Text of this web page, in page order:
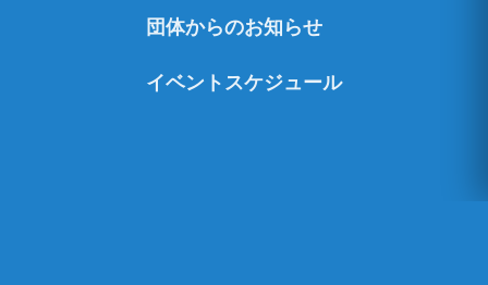
団体からのお知らせ
イベントスケジュール